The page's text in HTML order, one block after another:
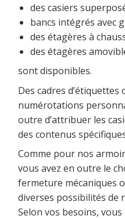
des casiers
bancs intégrés avec
des étagères à
des étagères
sont disponibles.
Des cadres
numérotations
outre d’attribuer les
des contenus
Comme pour nos
vous avez en outre le
fermeture mécaniques
diverses possibilités de
Selon vos besoins,